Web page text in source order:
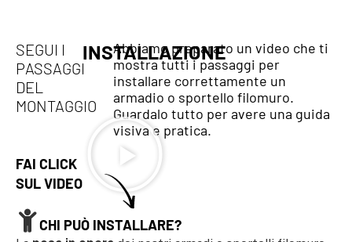
SEGUI I
PASSAGGI
DEL
MONTAGGIO
INSTALLAZIONE
Abbiamo preparato un video che ti
mostra tutti i passaggi per
installare correttamente un
armadio o sportello filomuro.
Guardalo tutto per avere una guida
visiva e pratica.
FAI CLICK
SUL VIDEO
CHI PUÒ INSTALLARE?